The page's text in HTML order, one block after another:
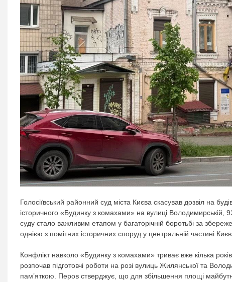
Голосіївський районний суд міста Києва скасував дозвіл на
історичного «Будинку з комахами» на вулиці
суду стало важливим етапом у багаторічній боротьбі за
однією з помітних історичних споруд у центральній частині
Конфлікт навколо «Будинку з комахами» триває вже кілька
розпочав підготовчі роботи на розі вулиць Жилянської та
пам’яткою. Перов стверджує, що для збільшення площі